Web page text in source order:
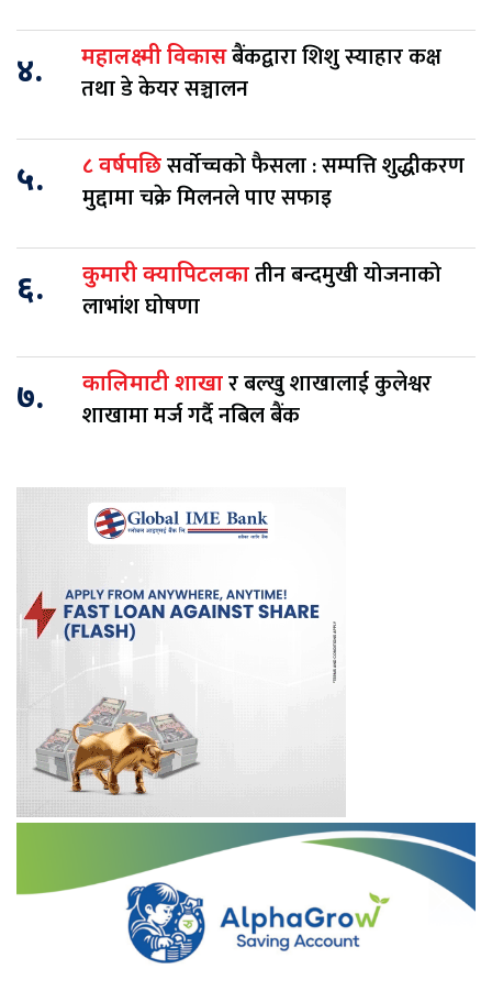
४. महालक्ष्मी विकासबैंकद्वारा शिशु स्याहार कक्ष
तथा डे केयर सञ्चालन
५. ८ वर्षपछिसर्वोच्चको फैसला : सम्पत्ति शुद्धीकरण
मुद्दामा चक्रे मिलनले पाए सफाइ
६. कुमारी क्यापिटलकातीन बन्दमुखी योजनाको
लाभांश घोषणा
७. कालिमाटी शाखार बल्खु शाखालाई कुलेश्वर
शाखामा मर्ज गर्दै नबिल बैंक